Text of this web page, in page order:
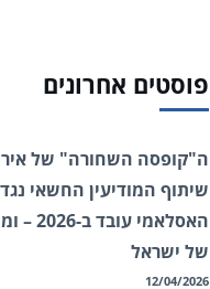
פוסטים אחרונים
ה"קופסה השחורה" של
שיתוף המודיעין החשאי
האסלאמי
של ישראל
12/04/2026